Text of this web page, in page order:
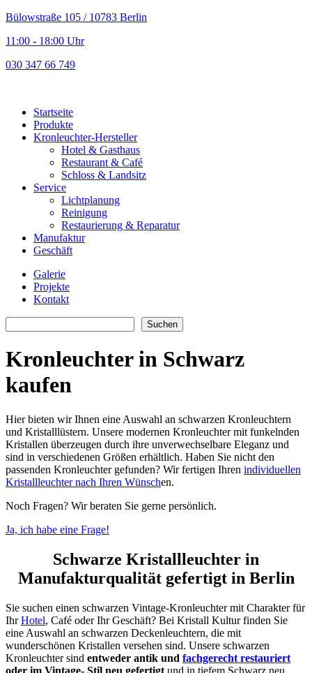
Bülowstraße 105 / 10783 Berlin
11:00 - 18:00 Uhr
030 347 66 749
Startseite
Produkte
Kronleuchter-Hersteller
Hotel & Gasthaus
Restaurant & Café
Schloss & Landsitz
Service
Lichtplanung
Reinigung
Restaurierung & Reparatur
Manufaktur
Geschäft
Galerie
Projekte
Kontakt
Suchen
Kronleuchter in Schwarz
kaufen
Hier bieten wir Ihnen eine Auswahl an schwarzen Kronleuchtern
und Kristalllüstern. Unsere modernen Kronleuchter mit funkelnden
Kristallen überzeugen durch ihre unverwechselbare Eleganz und
sind in verschiedenen Größen erhältlich. Haben Sie nicht den
passenden Kronleuchter gefunden? Wir fertigen Ihren individuellen
Kristallleuchter nach Ihren Wünschen.
Noch Fragen? Wir beraten Sie gerne persönlich.
Ja, ich habe eine Frage!
Schwarze Kristallleuchter in
Manufakturqualität gefertigt in Berlin
Sie suchen einen schwarzen Vintage-Kronleuchter mit Charakter für
IhrHotel, Café oder Ihr Geschäft? Bei Kristall Kultur finden Sie
eine Auswahl an schwarzen Deckenleuchtern, die mit
wunderschönen Kristallen versehen sind. Unsere schwarzen
Kronleuchter sind entweder antik und fachgerecht restauriert
oder im Vintage- Stil neu gefertigt und in tiefem Schwarz neu